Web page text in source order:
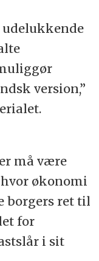
at en
snarest
for de
som
om
baggrund
ministeriet
version,”
må være
økonomi
borgers ret til
for
i sit